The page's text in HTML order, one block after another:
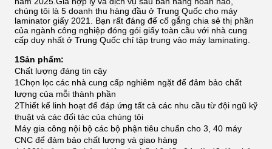
chúng tôi là 5 doanh thu hàng đầu ở Trung Quốc cho máy
laminator giấy 2021. Bạn rất đáng để cố gắng chia sẻ thị phần
của ngành công nghiệp đóng gói giấy toàn cầu với nhà cung
cấp duy nhất ở Trung Quốc chỉ tập trung vào máy laminating.
1Sản phẩm:
Chất lượng đáng tin cậy
1Chọn lọc các nhà cung cấp nghiêm ngặt để đảm bảo chất
lượng của mỗi thành phần
2Thiết kế linh hoạt để đáp ứng tất cả các nhu cầu từ đội ngũ kỹ
thuật và các đối tác của chúng tôi
Máy gia công nội bộ các bộ phận tiêu chuẩn cho 3, 40 máy
CNC để đảm bảo chất lượng và giao hàng